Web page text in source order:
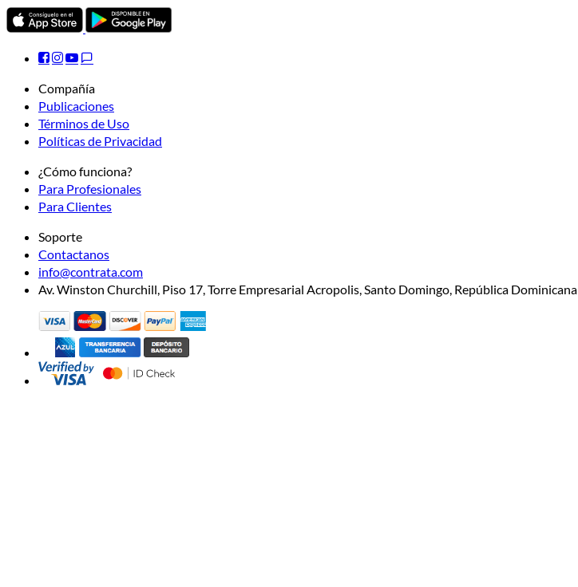
Compañía
Publicaciones
Términos de Uso
Políticas de Privacidad
¿Cómo funciona?
Para Profesionales
Para Clientes
Soporte
Contactanos
info@contrata.com
Av. Winston Churchill, Piso 17, Torre Empresarial Acropolis, Santo Domingo, República Dominicana